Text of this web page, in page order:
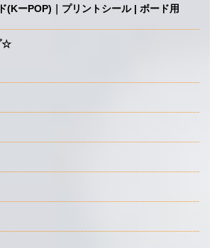
(KーPOP)｜プリントシール | ボード用
☆